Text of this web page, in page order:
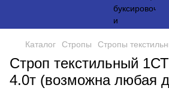
Каталог Стропы Стропы
Строп текстильный
4.0т (возможна любая